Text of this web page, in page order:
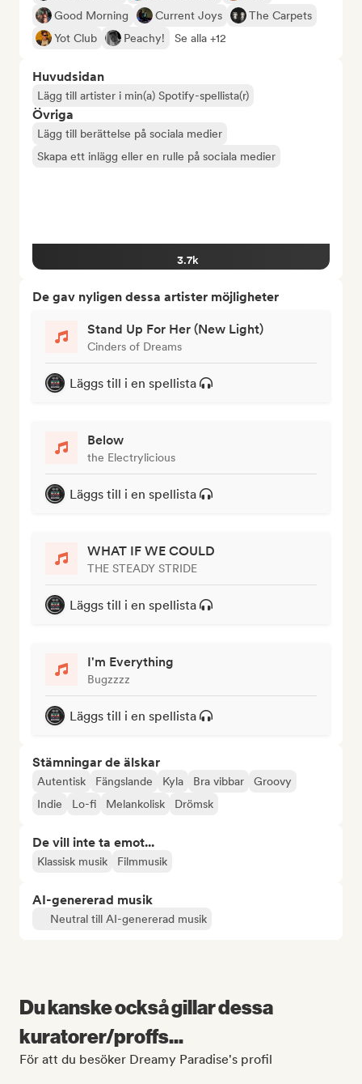
Good Morning
Current Joys
The Carpets
Yot Club
Peachy! Se alla +12
Huvudsidan
Lägg till artister i min(a) Spotify-spellista(r)
Övriga
Lägg till berättelse på sociala medier
Skapa ett inlägg eller en rulle på sociala medier
3.7k
De gav nyligen dessa artister möjligheter
Stand Up For Her (New Light)
Cinders of Dreams
Läggs till i en spellista
Below
the Electrylicious
Läggs till i en spellista
WHAT IF WE COULD
THE STEADY STRIDE
Läggs till i en spellista
I'm Everything
Bugzzzz
Läggs till i en spellista
Stämningar de älskar
Autentisk Fängslande Kyla Bra vibbar
Groovy
Indie
Lo-fi Melankolisk Drömsk
De vill inte ta emot...
Klassisk musik Filmmusik
AI-genererad musik
Neutral till AI-genererad musik
Du kanske också gillar dessa
kuratorer/proffs...
För att du besöker Dreamy Paradise's profil